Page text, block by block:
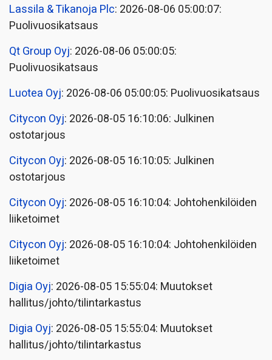
Lassila & Tikanoja Plc: 2026-08-06 05:00:07:
Puolivuosikatsaus
Qt Group Oyj: 2026-08-06 05:00:05:
Puolivuosikatsaus
Luotea Oyj: 2026-08-06 05:00:05: Puolivuosikatsaus
Citycon Oyj: 2026-08-05 16:10:06: Julkinen
ostotarjous
Citycon Oyj: 2026-08-05 16:10:05: Julkinen
ostotarjous
Citycon Oyj: 2026-08-05 16:10:04: Johtohenkilöiden
liiketoimet
Citycon Oyj: 2026-08-05 16:10:04: Johtohenkilöiden
liiketoimet
Digia Oyj: 2026-08-05 15:55:04: Muutokset
hallitus/johto/tilintarkastus
Digia Oyj: 2026-08-05 15:55:04: Muutokset
hallitus/johto/tilintarkastus